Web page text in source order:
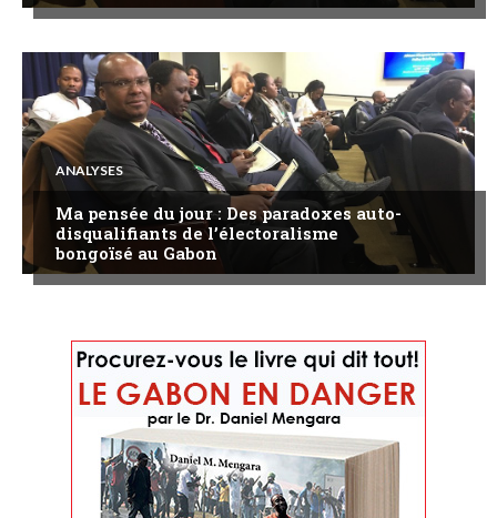
ANALYSES
Ma pensée du jour : Des paradoxes auto-
disqualifiants de l’électoralisme
bongoïsé au Gabon